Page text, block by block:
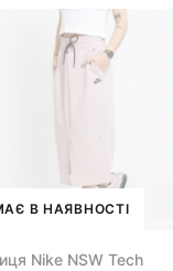
В НАЯВНОСТІ
Nike NSW Tech